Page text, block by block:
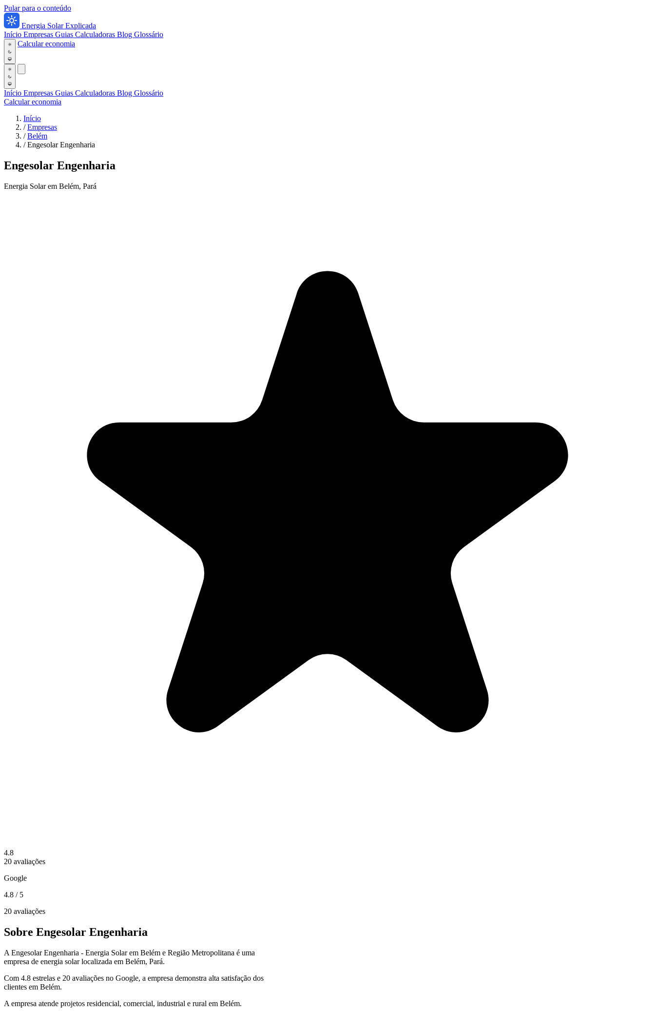
Pular para o conteúdo
Energia Solar Explicada
Início Empresas Guias Calculadoras Blog Glossário
Calcular economia
Início Empresas Guias Calculadoras Blog Glossário
Calcular economia
Início
/ Empresas
/ Belém
/ Engesolar Engenharia
Engesolar Engenharia
Energia Solar em Belém, Pará
4.8
20 avaliações
Google
4.8 / 5
20 avaliações
Sobre Engesolar Engenharia
A Engesolar Engenharia - Energia Solar em Belém e Região Metropolitana é uma
empresa de energia solar localizada em Belém, Pará.
Com 4.8 estrelas e 20 avaliações no Google, a empresa demonstra alta satisfação dos
clientes em Belém.
A empresa atende projetos residencial, comercial, industrial e rural em Belém.